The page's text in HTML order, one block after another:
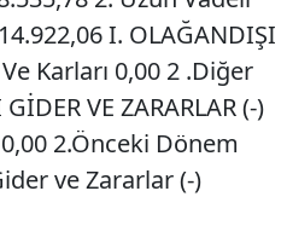
I. OLAĞANDIŞI
Karları 0,00 2 .Diğer
VE ZARARLAR (-)
0,00 2.Önceki Dönem
ve Zararlar (-)